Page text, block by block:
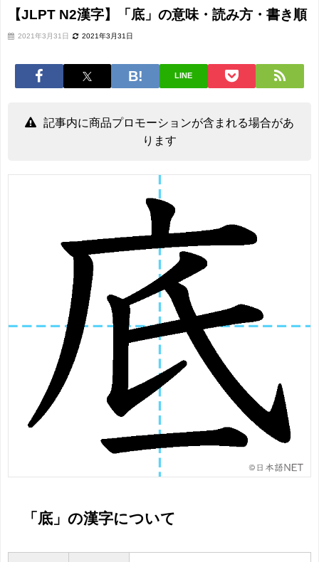
【JLPT N2漢字】「底」の意味・読み方・書き順
2021年3月31日 2021年3月31日
LINE
記事内に商品プロモーションが含まれる場合があ
ります
「底」の漢字について